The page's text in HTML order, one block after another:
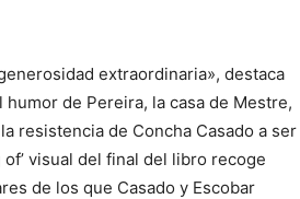
extraordinaria», destaca
de Pereira, la casa de Mestre,
resistencia de Concha Casado a ser
of’ visual del final del libro recoge
de los que Casado y Escobar